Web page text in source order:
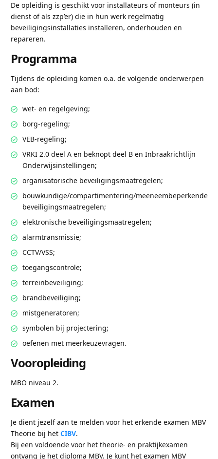
De opleiding is geschikt voor installateurs of monteurs (in
dienst of als zzp’er) die in hun werk regelmatig
beveiligingsinstallaties installeren, onderhouden en
repareren.
Programma
Tijdens de opleiding komen o.a. de volgende onderwerpen
aan bod:
wet- en regelgeving;
borg-regeling;
VEB-regeling;
VRKI 2.0 deel A en beknopt deel B en Inbraakrichtlijn
Onderwijsinstellingen;
organisatorische beveiligingsmaatregelen;
bouwkundige/compartimentering/meeneembeperkende
beveiligingsmaatregelen;
elektronische beveiligingsmaatregelen;
alarmtransmissie;
CCTV/VSS;
toegangscontrole;
terreinbeveiliging;
brandbeveiliging;
mistgeneratoren;
symbolen bij projectering;
oefenen met meerkeuzevragen.
Vooropleiding
MBO niveau 2.
Examen
Je dient jezelf aan te melden voor het erkende examen MBV
Theorie bij hetCIBV.
Bij een voldoende voor het theorie- en praktijkexamen
ontvang je het diploma MBV. Je kunt het examen MBV